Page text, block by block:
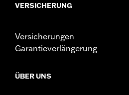
VERSICHERUNG
Versicherungen
Garantieverlängerung
ÜBER UNS